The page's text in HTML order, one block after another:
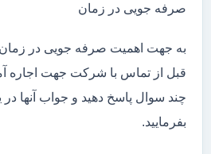
صرفه جویی در زمان
به جهت اهمیت صرفه جویی در
قبل از تماس با شرکت جهت اجاره
چند سوال پاسخ دهید و جواب آنها
بفرمایید.